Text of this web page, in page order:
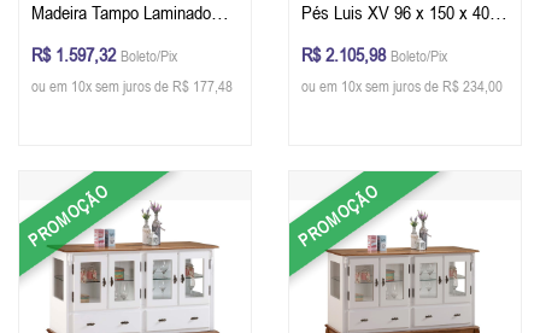
Madeira Tampo Laminado
Personalizável
R$ 1.597,32 Boleto/Pix
ou em 10x sem juros de R$ 177,48
Pés Luis XV 96 x 150 x 40
Glazer
R$ 2.105,98 Boleto/Pix
ou em 10x sem juros de R$ 234,00
PROMOÇÃO PROMOÇÃO